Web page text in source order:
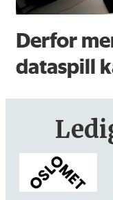
Derfor
dataspill